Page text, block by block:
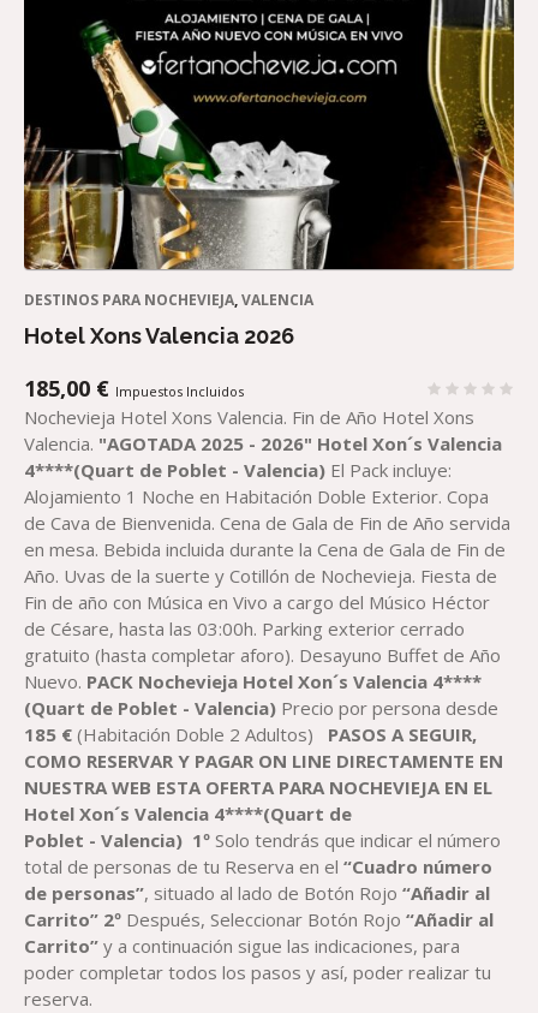
DESTINOS PARA NOCHEVIEJA,VALENCIA
Hotel Xons Valencia 2026
185,00 € Impuestos Incluidos
Nochevieja Hotel Xons Valencia. Fin de Año Hotel Xons
Valencia. "AGOTADA 2025 - 2026" Hotel Xon´s Valencia
4****(Quart de Poblet - Valencia) El Pack incluye:
Alojamiento 1 Noche en Habitación Doble Exterior. Copa
de Cava de Bienvenida. Cena de Gala de Fin de Año servida
en mesa. Bebida incluida durante la Cena de Gala de Fin de
Año. Uvas de la suerte y Cotillón de Nochevieja. Fiesta de
Fin de año con Música en Vivo a cargo del Músico Héctor
de Césare, hasta las 03:00h. Parking exterior cerrado
gratuito (hasta completar aforo). Desayuno Buffet de Año
Nuevo. PACK Nochevieja Hotel Xon´s Valencia 4****
(Quart de Poblet - Valencia) Precio por persona desde
185 € (Habitación Doble 2 Adultos) PASOS A SEGUIR,
COMO RESERVAR Y PAGAR ON LINE DIRECTAMENTE EN
NUESTRA WEB ESTA OFERTA PARA NOCHEVIEJA EN EL
Hotel Xon´s Valencia 4****(Quart de
Poblet - Valencia) 1º Solo tendrás que indicar el número
total de personas de tu Reserva en el“Cuadro número
de personas”, situado al lado de Botón Rojo“Añadir al
Carrito” 2º Después, Seleccionar Botón Rojo“Añadir al
Carrito” y a continuación sigue las indicaciones, para
poder completar todos los pasos y así, poder realizar tu
reserva.